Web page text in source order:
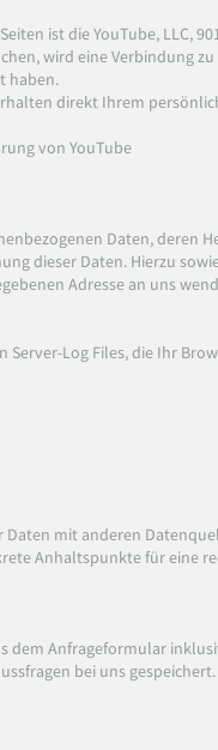
ist die YouTube, LLC,
wird eine Verbindung
haben.
direkt Ihrem
von YouTube
Daten, deren
dieser Daten. Hierzu
Adresse an uns
Log Files, die Ihr
Daten mit anderen
Anhaltspunkte für eine
dem Anfrageformular
bei uns